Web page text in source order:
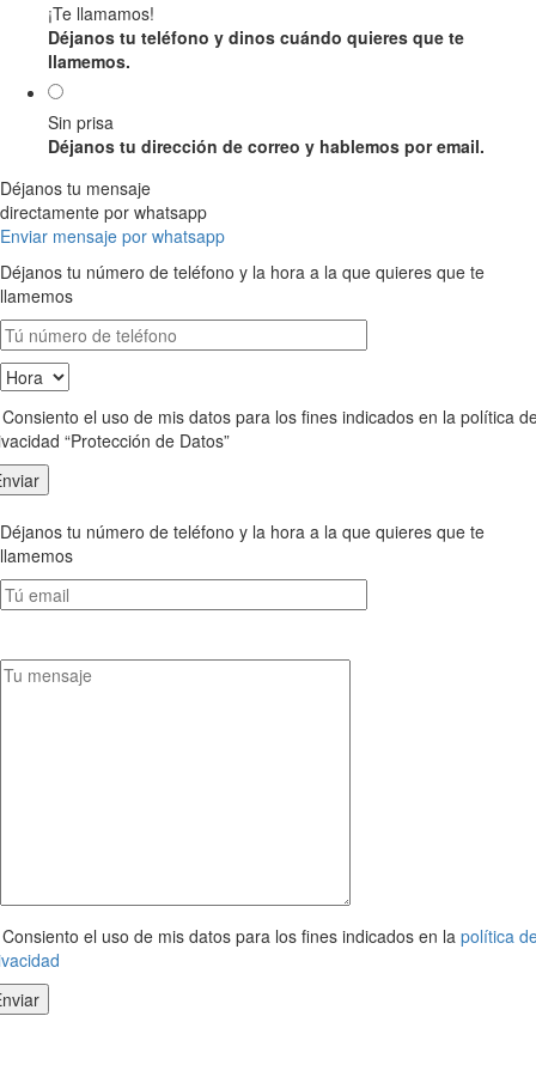
¡Te llamamos!
Déjanos tu teléfono y dinos cuándo quieres que te
llamemos.
Sin prisa
Déjanos tu dirección de correo y hablemos por email.
Déjanos tu mensaje
directamente por whatsapp
Enviar mensaje por whatsapp
Déjanos tu número de teléfono y la hora a la que quieres que te
llamemos
el uso de mis datos para los fines indicados en la política
“Protección de Datos”
Déjanos tu número de teléfono y la hora a la que quieres que te
llamemos
el uso de mis datos para los fines indicados en la política